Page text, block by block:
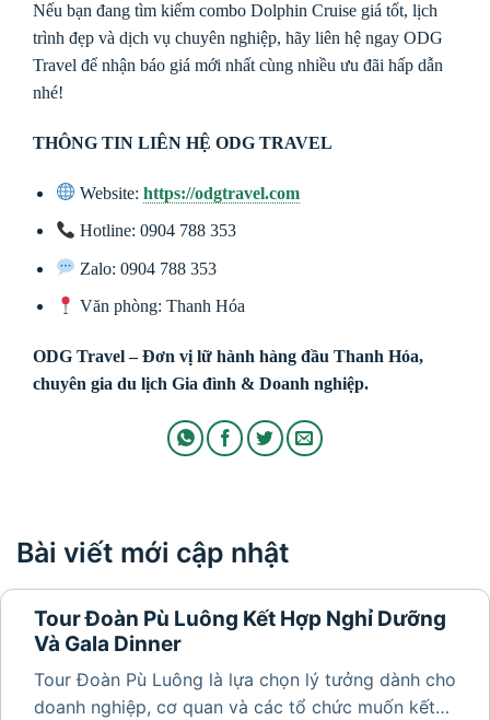
Nếu bạn đang tìm kiếm combo Dolphin Cruise giá tốt, lịch
trình đẹp và dịch vụ chuyên nghiệp, hãy liên hệ ngay ODG
Travel để nhận báo giá mới nhất cùng nhiều ưu đãi hấp dẫn
nhé!
THÔNG TIN LIÊN HỆ ODG TRAVEL
Website:https://odgtravel.com
Hotline: 0904 788 353
Zalo: 0904 788 353
Văn phòng: Thanh Hóa
ODG Travel – Đơn vị lữ hành hàng đầu Thanh Hóa,
chuyên gia du lịch Gia đình & Doanh nghiệp.
Bài viết mới cập nhật
Tour Đoàn Pù Luông Kết Hợp Nghỉ Dưỡng
Và Gala Dinner
Tour Đoàn Pù Luông là lựa chọn lý tưởng dành cho
doanh nghiệp, cơ quan và các tổ chức muốn kết